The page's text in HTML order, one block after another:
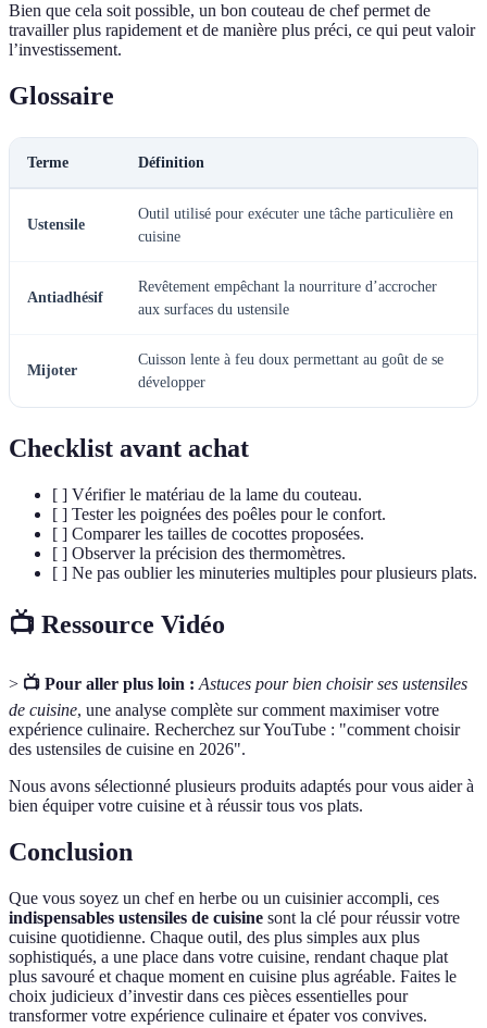
Bien que cela soit possible, un bon couteau de chef permet de
travailler plus rapidement et de manière plus préci, ce qui peut valoir
l’investissement.
Glossaire
Terme Définition
Ustensile
Outil utilisé pour exécuter une tâche particulière en
cuisine
Antiadhésif
Revêtement empêchant la nourriture d’accrocher
aux surfaces du ustensile
Mijoter
Cuisson lente à feu doux permettant au goût de se
développer
Checklist avant achat
[ ] Vérifier le matériau de la lame du couteau.
[ ] Tester les poignées des poêles pour le confort.
[ ] Comparer les tailles de cocottes proposées.
[ ] Observer la précision des thermomètres.
[ ] Ne pas oublier les minuteries multiples pour plusieurs plats.
📺 Ressource Vidéo
> 📺 Pour aller plus loin : Astuces pour bien choisir ses ustensiles
de cuisine, une analyse complète sur comment maximiser votre
expérience culinaire. Recherchez sur YouTube : "comment choisir
des ustensiles de cuisine en 2026".
Nous avons sélectionné plusieurs produits adaptés pour vous aider à
bien équiper votre cuisine et à réussir tous vos plats.
Conclusion
Que vous soyez un chef en herbe ou un cuisinier accompli, ces
indispensables ustensiles de cuisine sont la clé pour réussir votre
cuisine quotidienne. Chaque outil, des plus simples aux plus
sophistiqués, a une place dans votre cuisine, rendant chaque plat
plus savouré et chaque moment en cuisine plus agréable. Faites le
choix judicieux d’investir dans ces pièces essentielles pour
transformer votre expérience culinaire et épater vos convives.